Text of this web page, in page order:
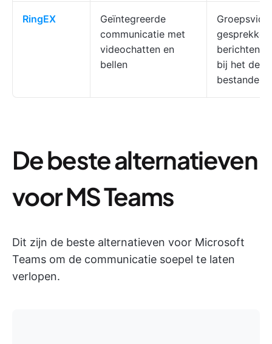
RingEX
Geïntegreerde
communicatie met
videochatten en
bellen
berichten,
bij het
bestanden
De beste alternatieven
voor MS Teams
Dit zijn de beste alternatieven voor Microsoft
Teams om de communicatie soepel te laten
verlopen.